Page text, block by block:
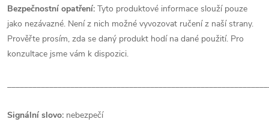
Bezpečnostní opatření: Tyto produktové informace slouží pouze
jako nezávazné. Není z nich možné vyvozovat ručení z naší strany.
Prověřte prosím, zda se daný produkt hodí na dané použití. Pro
konzultace jsme vám k dispozici.
Signální slovo: nebezpečí